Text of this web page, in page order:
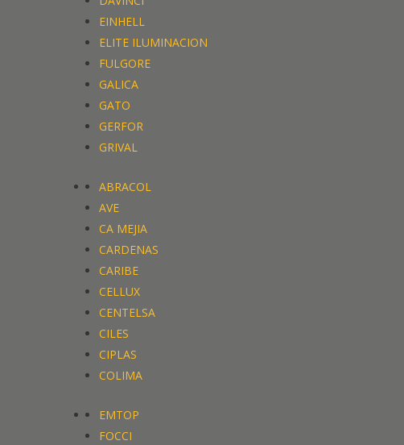
EINHELL
ELITE ILUMINACION
FULGORE
GALICA
GATO
GERFOR
GRIVAL
ABRACOL
AVE
CA MEJIA
CARDENAS
CARIBE
CELLUX
CENTELSA
CILES
CIPLAS
COLIMA
EMTOP
FOCCI